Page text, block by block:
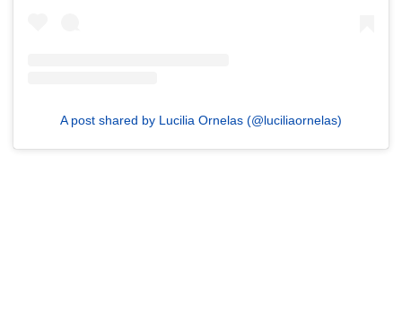
A post shared by Lucilia Ornelas (@luciliaornelas)